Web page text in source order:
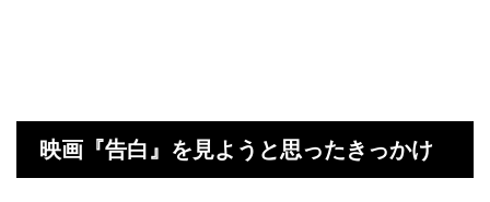
映画『告白』を見ようと思ったきっかけ